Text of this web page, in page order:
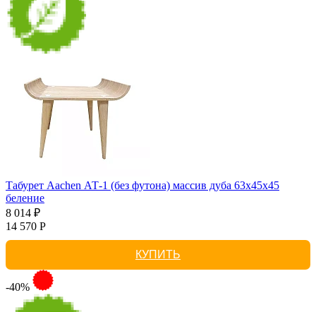
Табурет Aachen АТ-1 (без футона) массив дуба 63х45х45
беление
8 014 ₽
14 570 Р
КУПИТЬ
-40%